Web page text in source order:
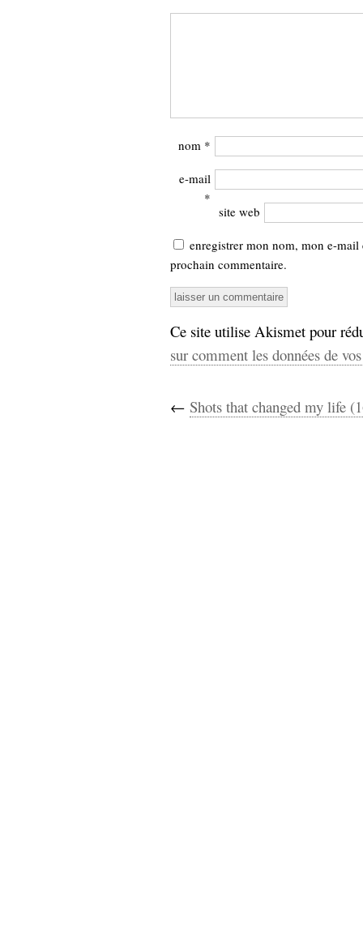
nom *
e-mail
*
site web
enregistrer mon nom, mon e-
prochain commentaire.
Ce site utilise Akismet pour
sur comment les données de
← Shots that changed my life